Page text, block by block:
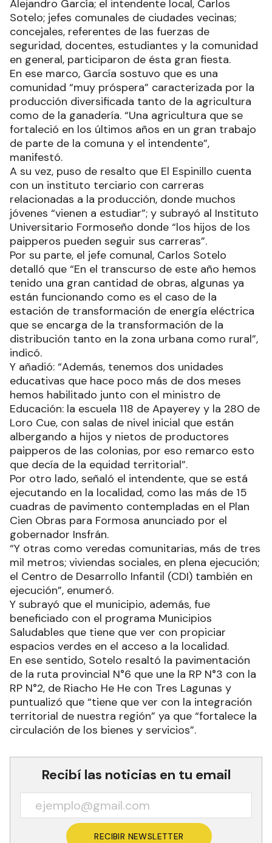
Alejandro García; el intendente local, Carlos
Sotelo; jefes comunales de ciudades vecinas;
concejales, referentes de las fuerzas de
seguridad, docentes, estudiantes y la comunidad
en general, participaron de ésta gran fiesta.
En ese marco, García sostuvo que es una
comunidad “muy próspera” caracterizada por la
producción diversificada tanto de la agricultura
como de la ganadería. “Una agricultura que se
fortaleció en los últimos años en un gran trabajo
de parte de la comuna y el intendente”,
manifestó.
A su vez, puso de resalto que El Espinillo cuenta
con un instituto terciario con carreras
relacionadas a la producción, donde muchos
jóvenes “vienen a estudiar”; y subrayó al Instituto
Universitario Formoseño donde “los hijos de los
paipperos pueden seguir sus carreras”.
Por su parte, el jefe comunal, Carlos Sotelo
detalló que “En el transcurso de este año hemos
tenido una gran cantidad de obras, algunas ya
están funcionando como es el caso de la
estación de transformación de energía eléctrica
que se encarga de la transformación de la
distribución tanto en la zona urbana como rural”,
indicó.
Y añadió: “Además, tenemos dos unidades
educativas que hace poco más de dos meses
hemos habilitado junto con el ministro de
Educación: la escuela 118 de Apayerey y la 280 de
Loro Cue, con salas de nivel inicial que están
albergando a hijos y nietos de productores
paipperos de las colonias, por eso remarco esto
que decía de la equidad territorial”.
Por otro lado, señaló el intendente, que se está
ejecutando en la localidad, como las más de 15
cuadras de pavimento contempladas en el Plan
Cien Obras para Formosa anunciado por el
gobernador Insfrán.
“Y otras como veredas comunitarias, más de tres
mil metros; viviendas sociales, en plena ejecución;
el Centro de Desarrollo Infantil (CDI) también en
ejecución”, enumeró.
Y subrayó que el municipio, además, fue
beneficiado con el programa Municipios
Saludables que tiene que ver con propiciar
espacios verdes en el acceso a la localidad.
En ese sentido, Sotelo resaltó la pavimentación
de la ruta provincial N°6 que une la RP N°3 con la
RP N°2, de Riacho He He con Tres Lagunas y
puntualizó que “tiene que ver con la integración
territorial de nuestra región” ya que “fortalece la
circulación de los bienes y servicios”.
Recibí las noticias en tu email
RECIBIR NEWSLETTER